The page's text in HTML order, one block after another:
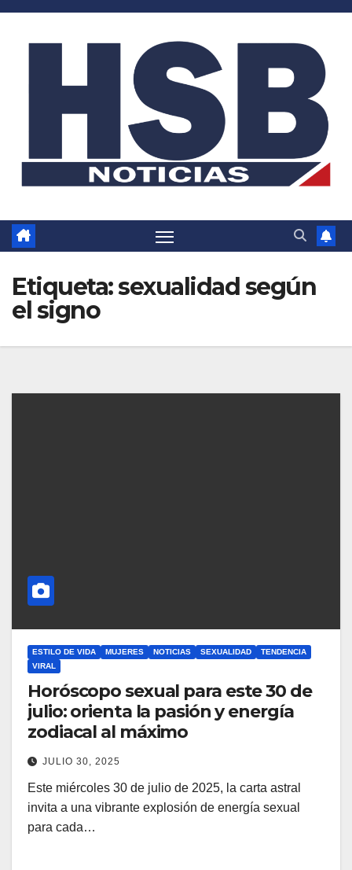
Saltar
Etiqueta:sexualidad según
el signo
ESTILO DE VIDA MUJERES NOTICIAS SEXUALIDAD
TENDENCIA
VIRAL
Horóscopo sexual para este 30 de
julio: orienta la pasión y energía
zodiacal al máximo
JULIO 30, 2025
Este miércoles 30 de julio de 2025, la carta astral
invita a una vibrante explosión de energía sexual
para cada…